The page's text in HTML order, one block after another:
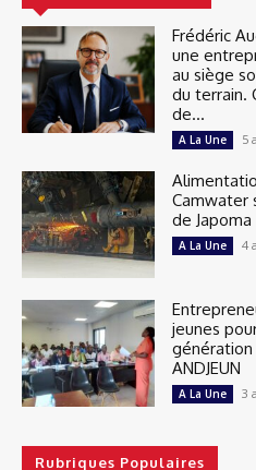
Frédéric
une
au siège
du terrain.
de...
A La Une 5
Camwater
de Japoma
A La Une 4
jeunes
génération
ANDJEUN
A La Une 3
Rubriques Populaires